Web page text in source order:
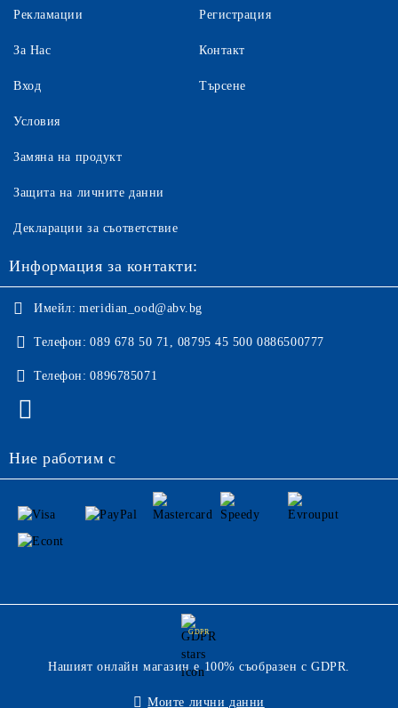
Рекламации
За Нас
Вход
Регистрация
Контакт
Търсене
Условия
Замяна на продукт
Защита на личните данни
Декларации за съответствие
Информация за контакти:
Имейл: meridian_ood@abv.bg
Телефон: 089 678 50 71, 08795 45 500 0886500777
Телефон: 0896785071
Ние работим с
GDPR
Нашият онлайн магазин е 100% съобразен с GDPR.
Моите лични данни